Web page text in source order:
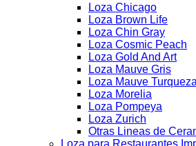
Loza Chicago
Loza Brown Life
Loza Chin Gray
Loza Cosmic Peach
Loza Gold And Art
Loza Mauve Gris
Loza Mauve Turqueza
Loza Morelia
Loza Pompeya
Loza Zurich
Otras Lineas de
Loza para Restaurantes